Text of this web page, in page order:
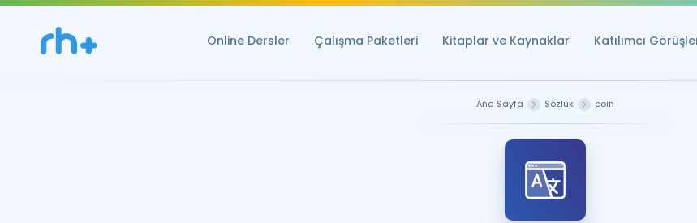
Online Dersler Çalışma Paketleri Kitaplar ve Kaynaklar Katılımcı
Ana Sayfa Sözlük coin